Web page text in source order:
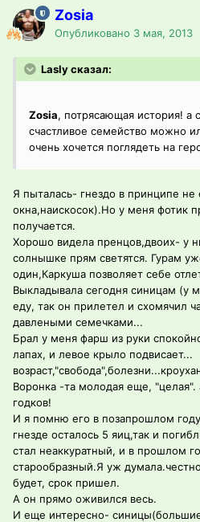
Zosia
Опубликовано 3 мая, 2013
Lasly сказал:
Zosia, потрясающая история! а
счастливое семейство можно
очень хочется поглядеть на
Я пыталась- гнездо в принципе не
окна,наискосок).Но у меня фотик
получается.
Хорошо видела пренцов,двоих- у
солнышке прям светятся. Гурам
один,Каркуша позволяет себе
Выкладывала сегодня синицам (у
еду, так он прилетел и схомячил
давлеными семечками...
Брал у меня фарш из руки
лапах, и левое крыло подвисает...
Воронка -та молодая еще,
годков!
И я помню его в позапрошлом
гнезде осталось 5 яиц,так и
стал неаккуратный, и в прошлом
старообразный.Я уж
будет, срок пришел.
А он прямо оживился весь.
И еще интересно-